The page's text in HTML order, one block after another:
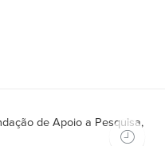
de Apoio a Pesquisa,